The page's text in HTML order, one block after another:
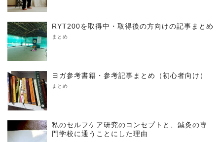
RYT200を取得中・取得後の方向けの記事まとめ
まとめ
ヨガ参考書籍・参考記事まとめ（初心者向け）
まとめ
私のセルフケア研究のコンセプトと、鍼灸の専
門学校に通うことにした理由